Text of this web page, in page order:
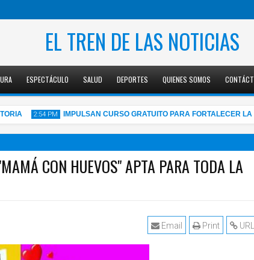
EL TREN DE LAS NOTICIAS
ESPECTÁCULO SALUD DEPORTES QUIENES SOMOS
2:54 PM IMPULSAN CURSO GRATUITO PARA FORTALECER LA
CON HUEVOS" APTA PARA TODA LA
URL
Print
Email